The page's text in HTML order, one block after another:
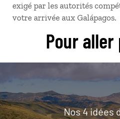
exigé par les autorités
votre arrivée aux Galápagos.
Pour
Nos 4 idées